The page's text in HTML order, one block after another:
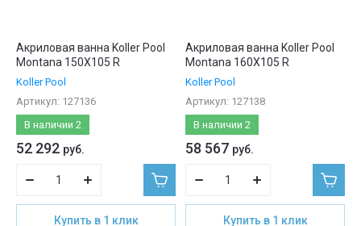
Акриловая ванна Koller Pool
Montana 150X105 R
Koller Pool
Артикул: 127136
В наличии 2
52 292 руб.
Купить в 1 клик
Акриловая ванна Koller Pool
Montana 160X105 R
Koller Pool
Артикул: 127138
В наличии 2
58 567 руб.
Купить в 1 клик